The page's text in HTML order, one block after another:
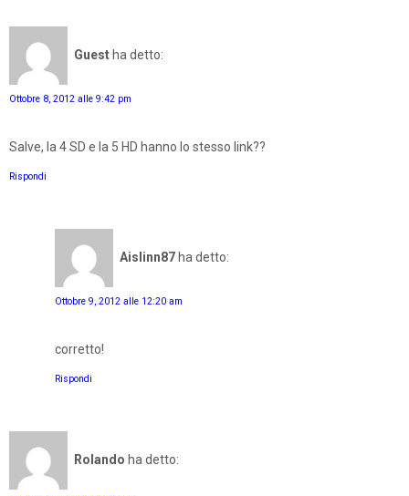
Guest ha detto:
Ottobre 8, 2012 alle 9:42 pm
Salve, la 4 SD e la 5 HD hanno lo stesso link??
Rispondi
Aislinn87 ha detto:
Ottobre 9, 2012 alle 12:20 am
corretto!
Rispondi
Rolando ha detto: